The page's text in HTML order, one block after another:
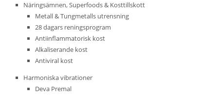
Näringsämnen, Superfoods & Kosttillskott
Metall & Tungmetalls utrensning
28 dagars reningsprogram
Antiinflammatorisk kost
Alkaliserande kost
Antiviral kost
Harmoniska vibrationer
Deva Premal